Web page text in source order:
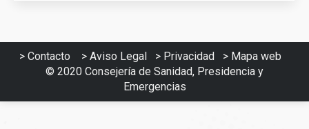
> Contacto > Aviso Legal > Privacidad > Mapa web
© 2020 Consejería de Sanidad, Presidencia y
Emergencias